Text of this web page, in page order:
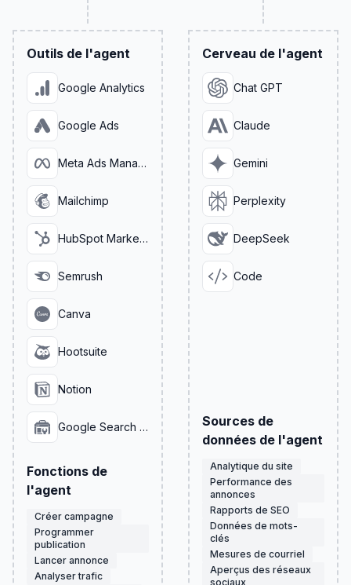
Outils de l'agent
Google Analytics
Google Ads
Meta Ads Manager
Mailchimp
HubSpot Marketing
Semrush
Canva
Hootsuite
Notion
Google Search Console
Fonctions de
l'agent
Créer campagne
Programmer
publication
Lancer annonce
Analyser trafic
Cerveau de l'agent
Chat GPT
Claude
Gemini
Perplexity
DeepSeek
Code
Sources de
données de l'agent
Analytique du site
Performance des
annonces
Rapports de SEO
Données de mots-
clés
Mesures de courriel
Aperçus des réseaux
sociaux